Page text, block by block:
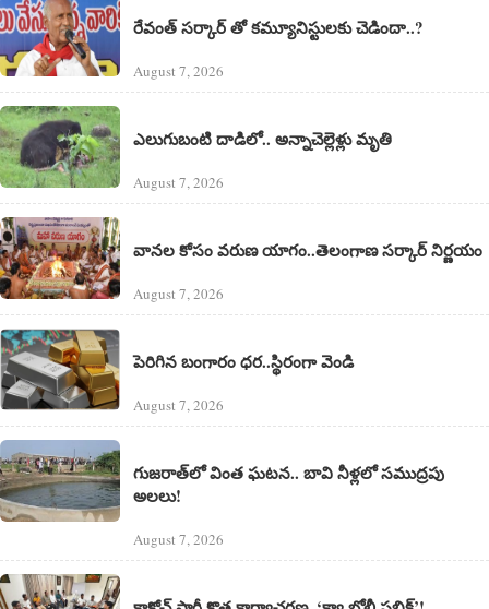
రేవంత్ సర్కార్ తో కమ్యూనిస్టులకు చెడిందా..?
August 7, 2026
ఎలుగుబంటి దాడిలో.. అన్నాచెల్లెళ్లు మృతి
August 7, 2026
వానల కోసం వరుణ యాగం..తెలంగాణ సర్కార్ నిర్ణయం
August 7, 2026
పెరిగిన బంగారం ధర..స్థిరంగా వెండి
August 7, 2026
గుజరాత్‌లో వింత ఘటన.. బావి నీళ్లలో సముద్రపు
అలలు!
August 7, 2026